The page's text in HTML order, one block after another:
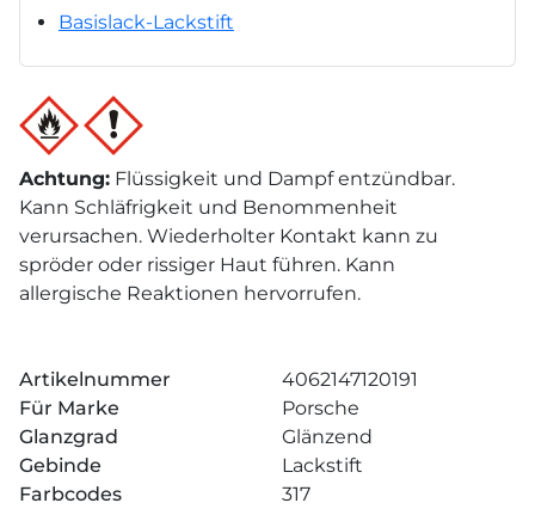
Basislack-Lackstift
Achtung: Flüssigkeit und Dampf entzündbar.
Kann Schläfrigkeit und Benommenheit
verursachen. Wiederholter Kontakt kann zu
spröder oder rissiger Haut führen. Kann
allergische Reaktionen hervorrufen.
Artikelnummer
4062147120191
Für Marke
Porsche
Glanzgrad
Glänzend
Gebinde
Lackstift
Farbcodes
317